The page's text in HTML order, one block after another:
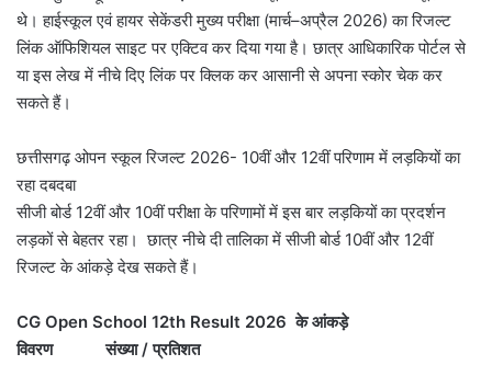
थे। हाईस्कूल एवं हायर सेकेंडरी मुख्य परीक्षा (मार्च–अप्रैल 2026) का रिजल्ट
लिंक ऑफिशियल साइट पर एक्टिव कर दिया गया है। छात्र आधिकारिक पोर्टल से
या इस लेख में नीचे दिए लिंक पर क्लिक कर आसानी से अपना स्कोर चेक कर
सकते हैं।
छत्तीसगढ़ ओपन स्कूल रिजल्ट 2026- 10वीं और 12वीं परिणाम में लड़कियों का
रहा दबदबा
सीजी बोर्ड 12वीं और 10वीं परीक्षा के परिणामों में इस बार लड़कियों का प्रदर्शन
लड़कों से बेहतर रहा। छात्र नीचे दी तालिका में सीजी बोर्ड 10वीं और 12वीं
रिजल्ट के आंकड़े देख सकते हैं।
CG Open School 12th Result 2026 के आंकड़े
विवरण संख्या / प्रतिशत